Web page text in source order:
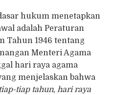
hukum menetapkan
adalah Peraturan
Tahun 1946 tentang
Menteri Agama
hari raya agama
menjelaskan bahwa
tiap tahun, hari raya